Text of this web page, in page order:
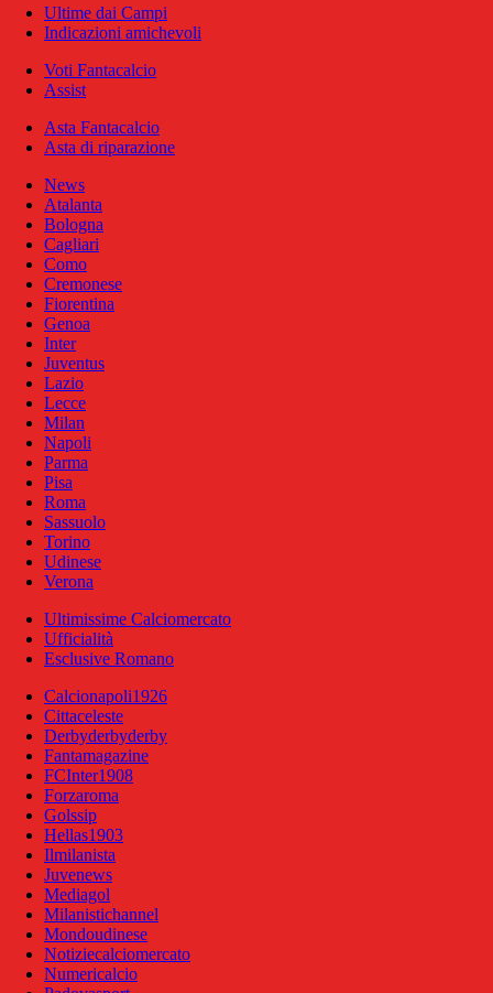
Ultime dai Campi
Indicazioni amichevoli
Voti Fantacalcio
Assist
Asta Fantacalcio
Asta di riparazione
News
Atalanta
Bologna
Cagliari
Como
Cremonese
Fiorentina
Genoa
Inter
Juventus
Lazio
Lecce
Milan
Napoli
Parma
Pisa
Roma
Sassuolo
Torino
Udinese
Verona
Ultimissime Calciomercato
Ufficialità
Esclusive Romano
Calcionapoli1926
Cittaceleste
Derbyderbyderby
Fantamagazine
FCInter1908
Forzaroma
Golssip
Hellas1903
Ilmilanista
Juvenews
Mediagol
Milanistichannel
Mondoudinese
Notiziecalciomercato
Numericalcio